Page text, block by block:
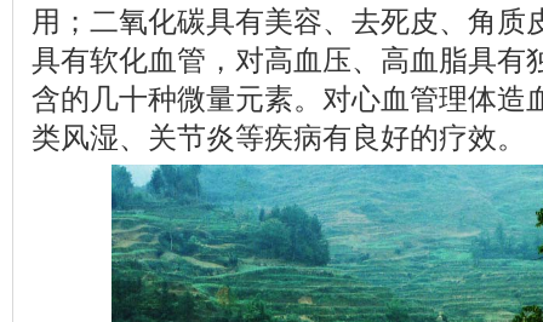
用；二氧化碳具有美容、去死皮、角质
具有软化血管，对高血压、高血脂具有
含的几十种微量元素。对心血管理体造
类风湿、关节炎等疾病有良好的疗效。